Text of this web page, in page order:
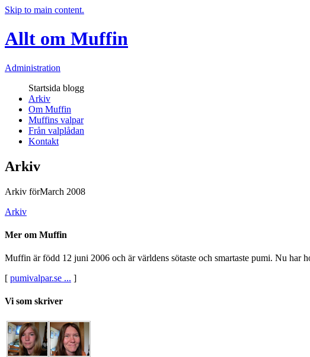
Skip to main content.
Allt om Muffin
Administration
Startsida blogg
Arkiv
Om Muffin
Muffins valpar
Från valplådan
Kontakt
Arkiv
Arkiv förMarch 2008
Arkiv
Mer om Muffin
Muffin är född 12 juni 2006 och är världens sötaste och smartaste pumi. Nu har
[ pumivalpar.se ... ]
Vi som skriver